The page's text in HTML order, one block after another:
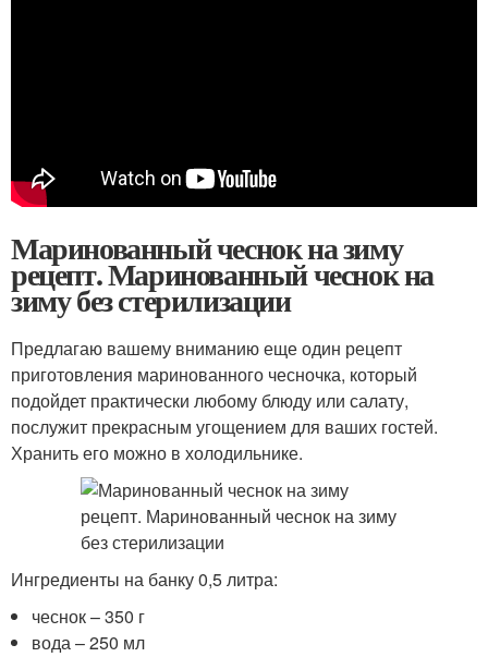
Маринованный чеснок на зиму
рецепт. Маринованный чеснок на
зиму без стерилизации
Предлагаю вашему вниманию еще один рецепт
приготовления маринованного чесночка, который
подойдет практически любому блюду или салату,
послужит прекрасным угощением для ваших гостей.
Хранить его можно в холодильнике.
Ингредиенты на банку 0,5 литра:
чеснок – 350 г
вода – 250 мл